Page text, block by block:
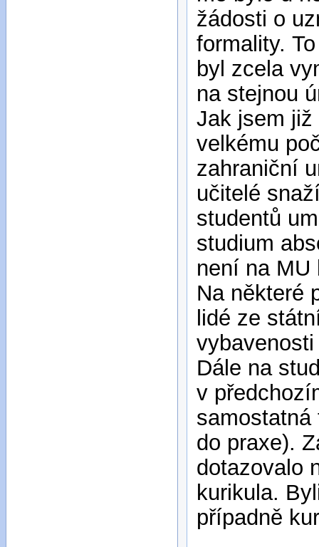
žádosti o
formality.
byl zcela
na stejnou
Jak jsem již
velkému
zahraniční
učitelé
studentů
studium
není na
Na některé
lidé ze
Dále na
v
do praxe).
dotazovalo
kurikula.
případně